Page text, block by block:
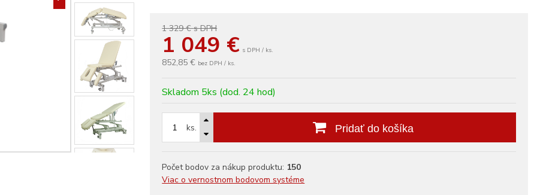
1 329 €s DPH
1 049 € s DPH / ks.
852,85 € bez DPH / ks.
Skladom 5ks (dod. 24 hod)
ks. Pridať do košíka
Počet bodov za nákup produktu: 150
Viac o vernostnom bodovom systéme